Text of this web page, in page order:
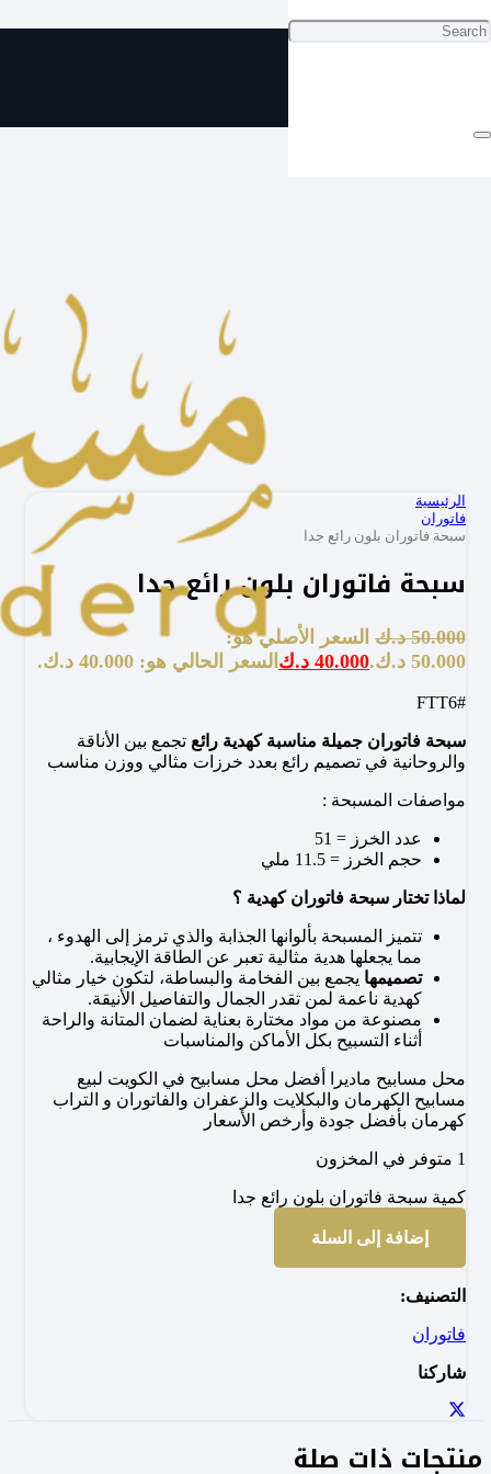
سبحة فاتوران بلون رائع جدا
الرئيسية
فاتوران
سبحة فاتوران بلون رائع جدا
سبحة فاتوران بلون رائع جدا
50.000 د.ك السعر الأصلي هو:
50.000 د.ك.
40.000 د.ك السعر الحالي هو: 40.000 د.ك.
#FTT6
سبحة فاتوران جميلة مناسبة كهدية رائع تجمع بين الأناقة
والروحانية في تصميم رائع بعدد خرزات مثالي ووزن مناسب
مواصفات المسبحة :
عدد الخرز = 51
حجم الخرز = 11.5 ملي
لماذا تختار سبحة فاتوران كهدية ؟
تتميز المسبحة بألوانها الجذابة والذي ترمز إلى الهدوء ،
مما يجعلها هدية مثالية تعبر عن الطاقة الإيجابية.
تصميمها يجمع بين الفخامة والبساطة، لتكون خيار مثالي
كهدية ناعمة لمن تقدر الجمال والتفاصيل الأنيقة.
مصنوعة من مواد مختارة بعناية لضمان المتانة والراحة
أثناء التسبيح بكل الأماكن والمناسبات
محل مسابيح ماديرا أفضل محل مسابيح في الكويت لبيع
مسابيح الكهرمان والبكلايت والزعفران والفاتوران و التراب
كهرمان بأفضل جودة وأرخص الأسعار
1 متوفر في المخزون
كمية سبحة فاتوران بلون رائع جدا
إضافة إلى السلة
التصنيف:
فاتوران
شاركنا
منتجات ذات صلة